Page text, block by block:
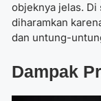
objeknya jelas.
diharamkan
dan untung-
Dampak